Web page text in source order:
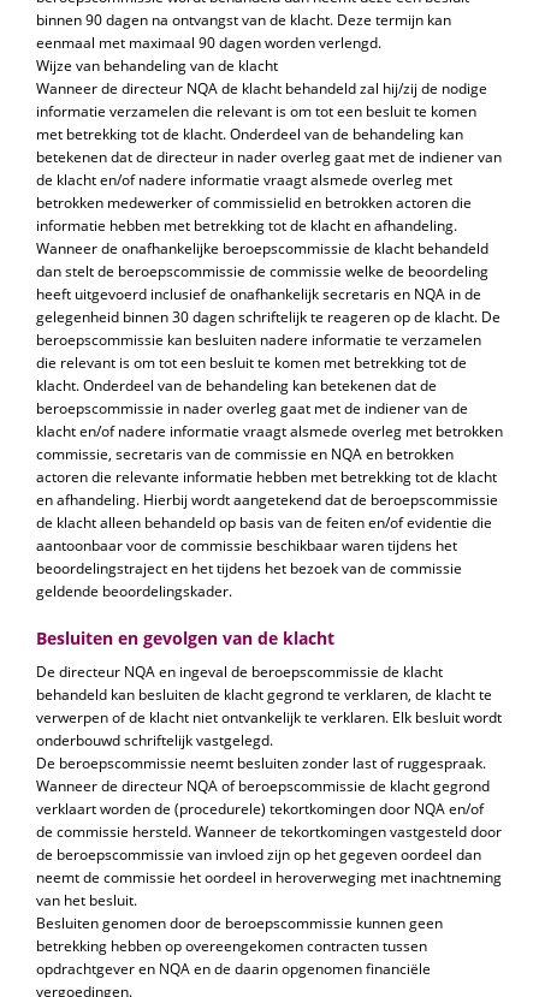
binnen 90 dagen na ontvangst van de klacht. Deze termijn kan
eenmaal met maximaal 90 dagen worden verlengd.
Wijze van behandeling van de klacht
Wanneer de directeur NQA de klacht behandeld zal hij/zij de nodige
informatie verzamelen die relevant is om tot een besluit te komen
met betrekking tot de klacht. Onderdeel van de behandeling kan
betekenen dat de directeur in nader overleg gaat met de indiener van
de klacht en/of nadere informatie vraagt alsmede overleg met
betrokken medewerker of commissielid en betrokken actoren die
informatie hebben met betrekking tot de klacht en afhandeling.
Wanneer de onafhankelijke beroepscommissie de klacht behandeld
dan stelt de beroepscommissie de commissie welke de beoordeling
heeft uitgevoerd inclusief de onafhankelijk secretaris en NQA in de
gelegenheid binnen 30 dagen schriftelijk te reageren op de klacht. De
beroepscommissie kan besluiten nadere informatie te verzamelen
die relevant is om tot een besluit te komen met betrekking tot de
klacht. Onderdeel van de behandeling kan betekenen dat de
beroepscommissie in nader overleg gaat met de indiener van de
klacht en/of nadere informatie vraagt alsmede overleg met betrokken
commissie, secretaris van de commissie en NQA en betrokken
actoren die relevante informatie hebben met betrekking tot de klacht
en afhandeling. Hierbij wordt aangetekend dat de beroepscommissie
de klacht alleen behandeld op basis van de feiten en/of evidentie die
aantoonbaar voor de commissie beschikbaar waren tijdens het
beoordelingstraject en het tijdens het bezoek van de commissie
geldende beoordelingskader.
Besluiten en gevolgen van de klacht
De directeur NQA en ingeval de beroepscommissie de klacht
behandeld kan besluiten de klacht gegrond te verklaren, de klacht te
verwerpen of de klacht niet ontvankelijk te verklaren. Elk besluit wordt
onderbouwd schriftelijk vastgelegd.
De beroepscommissie neemt besluiten zonder last of ruggespraak.
Wanneer de directeur NQA of beroepscommissie de klacht gegrond
verklaart worden de (procedurele) tekortkomingen door NQA en/of
de commissie hersteld. Wanneer de tekortkomingen vastgesteld door
de beroepscommissie van invloed zijn op het gegeven oordeel dan
neemt de commissie het oordeel in heroverweging met inachtneming
van het besluit.
Besluiten genomen door de beroepscommissie kunnen geen
betrekking hebben op overeengekomen contracten tussen
opdrachtgever en NQA en de daarin opgenomen financiёle
vergoedingen.